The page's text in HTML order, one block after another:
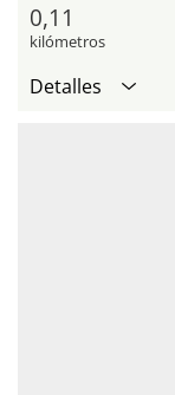
0,11
kilómetros
Detalles